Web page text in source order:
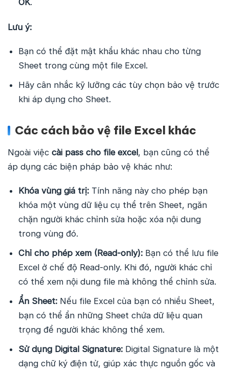
Lưu ý:
Bạn có thể đặt mật khẩu khác nhau cho từng
Sheet trong cùng một file Excel.
Hãy cân nhắc kỹ lưỡng các tùy chọn bảo vệ trước
khi áp dụng cho Sheet.
Các cách bảo vệ file Excel khác
Ngoài việc cài pass cho file excel, bạn cũng có thể
áp dụng các biện pháp bảo vệ khác như:
Khóa vùng giá trị: Tính năng này cho phép bạn
khóa một vùng dữ liệu cụ thể trên Sheet, ngăn
chặn người khác chỉnh sửa hoặc xóa nội dung
trong vùng đó.
Chỉ cho phép xem (Read-only): Bạn có thể lưu file
Excel ở chế độ Read-only. Khi đó, người khác chỉ
có thể xem nội dung file mà không thể chỉnh sửa.
Ẩn Sheet: Nếu file Excel của bạn có nhiều Sheet,
bạn có thể ẩn những Sheet chứa dữ liệu quan
trọng để người khác không thể xem.
Sử dụng Digital Signature: Digital Signature là một
dạng chữ ký điện tử, giúp xác thực nguồn gốc và